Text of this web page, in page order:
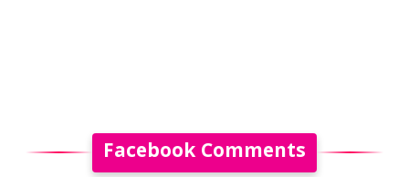
Facebook Comments